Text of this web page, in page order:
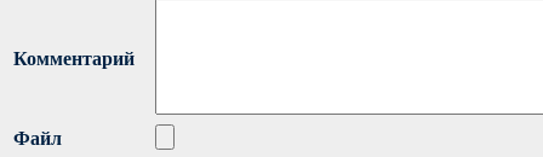
Комментарий
Файл